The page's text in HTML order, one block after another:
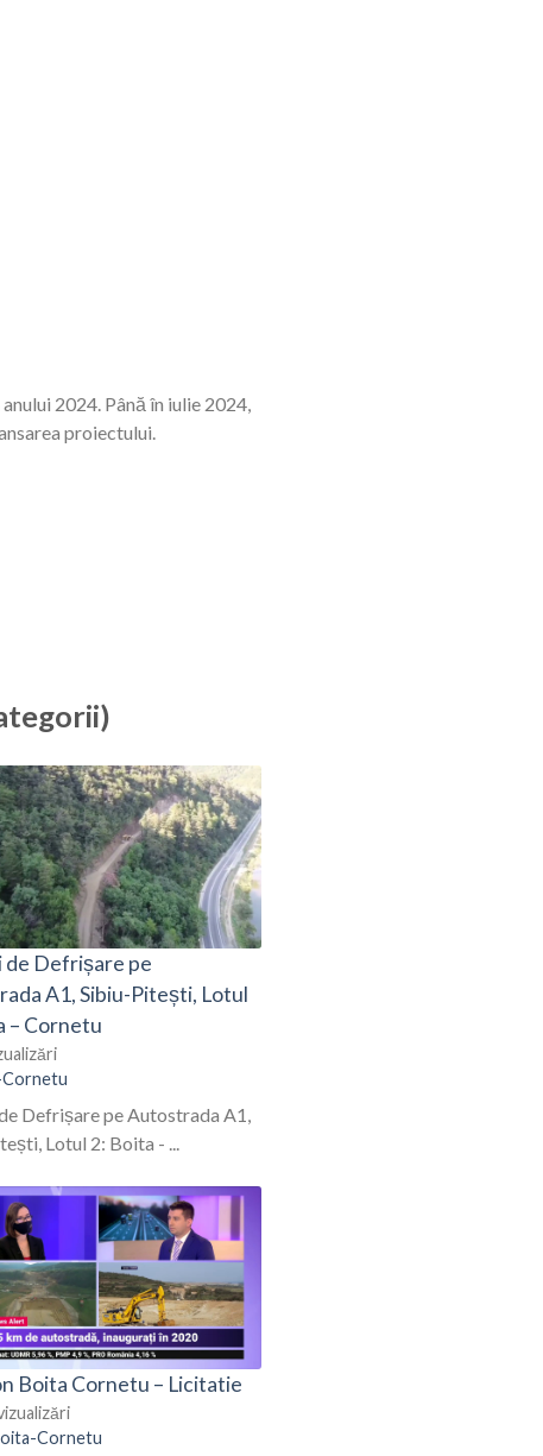
2024. Până în iulie 2024,
proiectului.
de Defrișare pe
A1, Sibiu-Pitești, Lotul
– Cornetu
Defrișare pe Autostrada A1,
Lotul 2: Boita - ...
Boita Cornetu – Licitatie
Cornetu